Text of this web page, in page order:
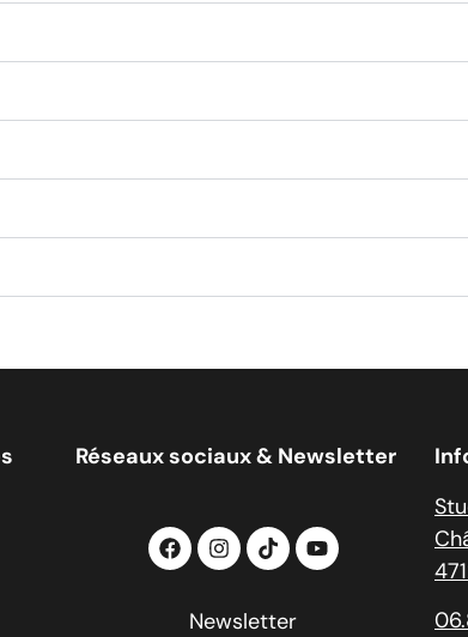
Réseaux sociaux & Newsletter
Newsletter